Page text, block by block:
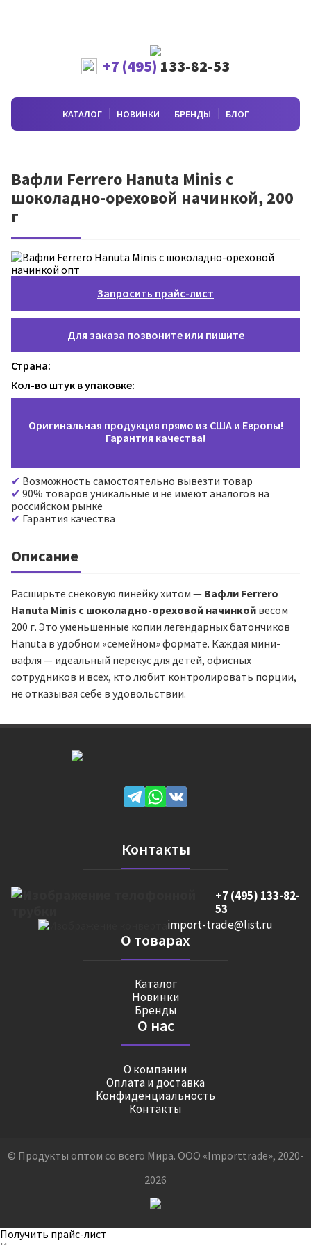
+7 (495) 133-82-53
КАТАЛОГ НОВИНКИ БРЕНДЫ БЛОГ
Вафли Ferrero Hanuta Minis с
шоколадно-ореховой начинкой, 200
г
Запросить прайс-лист
Для заказа позвонитеили пишите
Страна:
Кол-во штук в упаковке:
Оригинальная продукция прямо из США и Европы!
Гарантия качества!
Возможность самостоятельно вывезти товар
90% товаров уникальные и не имеют аналогов на
российском рынке
Гарантия качества
Описание
Расширьте снековую линейку хитом — Вафли Ferrero
Hanuta Minis с шоколадно-ореховой начинкой весом
200 г. Это уменьшенные копии легендарных батончиков
Hanuta в удобном «семейном» формате. Каждая мини-
вафля — идеальный перекус для детей, офисных
сотрудников и всех, кто любит контролировать порции,
не отказывая себе в удовольствии.
Контакты
+7 (495) 133-82-
53
import-trade@list.ru
О товарах
Каталог
Новинки
Бренды
О нас
О компании
Оплата и доставка
Конфиденциальность
Контакты
© Продукты оптом со всего Мира. ООО «Importtrade», 2020-
2026
Получить прайс-лист